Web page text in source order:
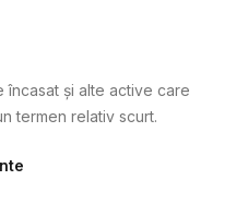
și alte active care
termen relativ scurt.